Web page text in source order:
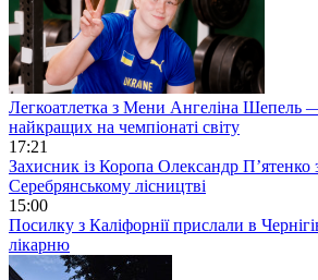
Легкоатлетка з Мени Ангеліна Шепель —
найкращих на чемпіонаті світу
17:21
Захисник із Коропа Олександр П’ятенко
Серебрянському лісництві
15:00
Посилку з Каліфорнії прислали в
лікарню